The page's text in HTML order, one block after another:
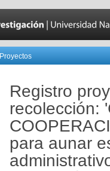
Proyectos
Registro
recolección:
para aunar